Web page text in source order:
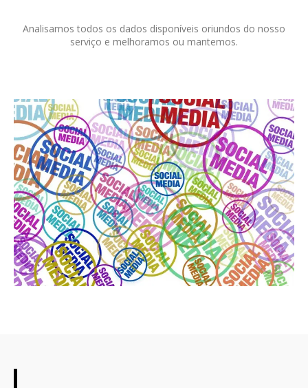
Analisamos todos os dados disponíveis oriundos do nosso
serviço e melhoramos ou mantemos.